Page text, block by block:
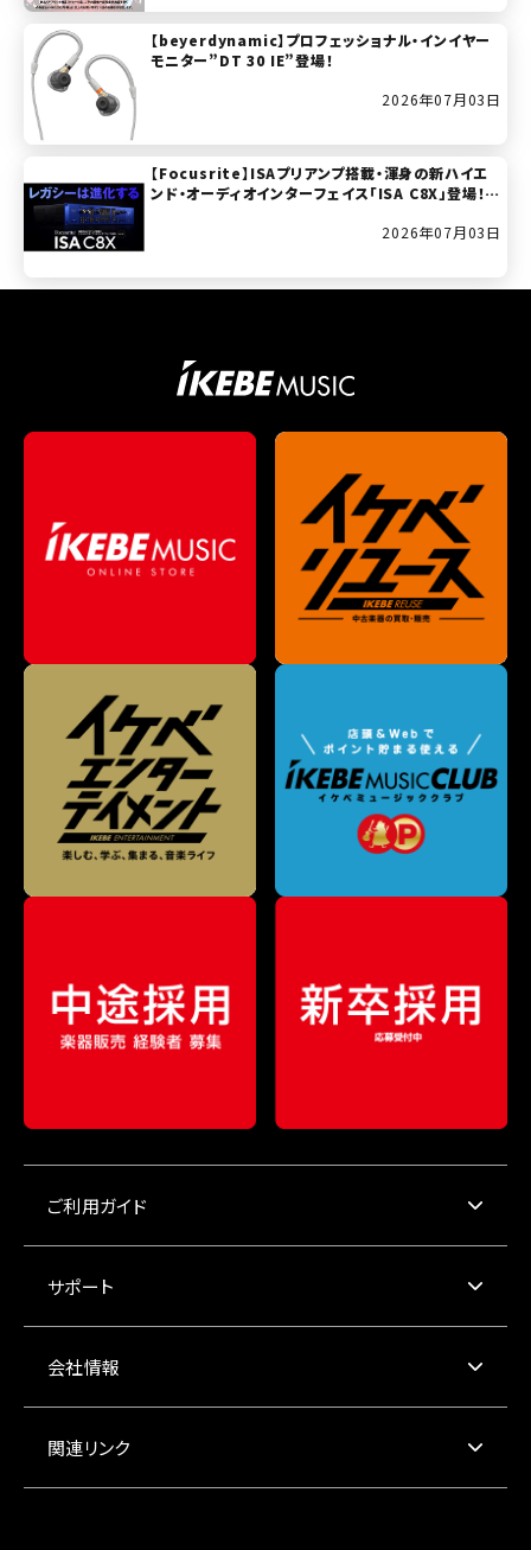
【beyerdynamic】プロフェッショナル・インイヤー
モニター”DT 30 IE”登場！
2026年07月03日
【Focusrite】ISAプリアンプ搭載・渾身の新ハイエ
ンド・オーディオインターフェイス「ISA C8X」登場！(2
2026年07月03日
ご利用ガイド
サポート
会社情報
関連リンク